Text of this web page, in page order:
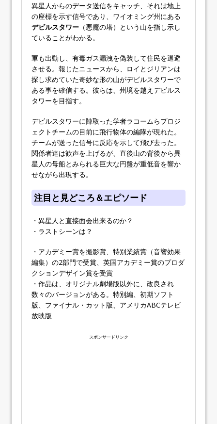
異星人からのデータ送信をキャッチ、それは地上
の座標を示す信号であり、ワイオミング州にある
デビルスタワー （悪魔の塔）という山を指し示し
ていることがわかる。
軍も出動し、有毒ガス漏洩を偽装して住民を退避
させる。報じたニュースから、ロイとジリアンは
探し求めていた奇妙な形の山がデビルスタワーで
ある事を確信する。彼らは、州境を越えデビルス
タワーを目指す。
デビルスタワーに陣取った学者ラコームらプロジ
ェクトチームの目前に飛行物体の編隊が現れた。
チームが送った信号に反応を示して飛び去った。
関係者達は歓声を上げるが、直後山の背後から異
星人の母船とみられる巨大な円盤が重低音を響か
せながら出現する。
注目と見どころ＆エピソード
・異星人と直接面会出来るのか？
・ラストシーンは？
・アカデミー賞を撮影賞、特別業績賞（音響効果
編集）の2部門で受賞、英国アカデミー賞のプロダ
クションデザイン賞を受賞
・作品は、オリジナル劇場版以外に、改良され
数々のバージョンがある。特別編、初期ソフト
版、ファイナル・カット版、アメリカABCテレビ
放映版
スポンサードリンク